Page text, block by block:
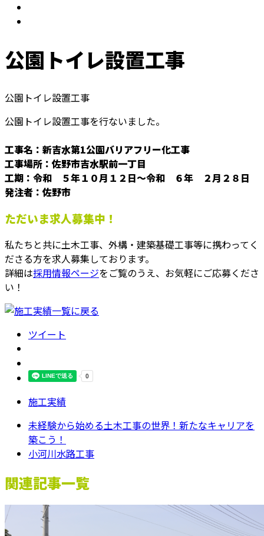
公園トイレ設置工事
公園トイレ設置工事
公園トイレ設置工事を行ないました。
工事名：新吉水第1公園バリアフリー化工事
工事場所：佐野市吉水駅前一丁目
工期：令和 ５年１０月１２日～令和 ６年 ２月２８日
発注者：佐野市
ただいま求人募集中！
私たちと共に土木工事、外構・建築基礎工事等に携わってく
ださる方を求人募集しております。
詳細は採用情報ページをご覧のうえ、お気軽にご応募くださ
い！
ツイート
施工実績
未経験から始める土木工事の世界！新たなキャリアを
築こう！
小河川水路工事
関連記事一覧